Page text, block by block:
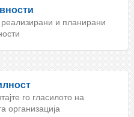
и планирани
го гласилото на
организација